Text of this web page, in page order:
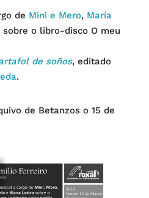
de Mini e Mero, María
sobre o libro-disco O meu
de soños, editado
.
de Betanzos o 15 de